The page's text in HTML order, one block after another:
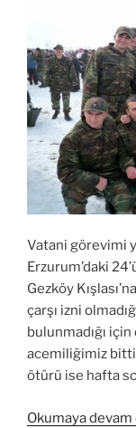
Vatani görevimi
Erzurum’daki
Gezköy
çarşı izni
bulunmadığı
acemiliğimiz
ötürü ise hafta
Okumaya devam